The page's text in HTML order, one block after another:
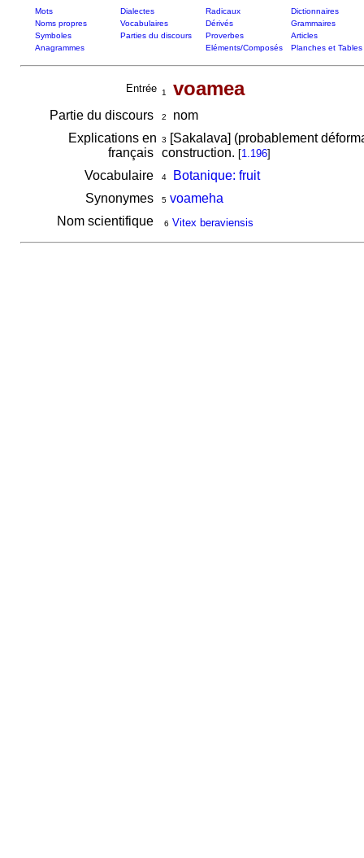
Mots Dialectes Radicaux
Dictionnaires
Noms propres
Vocabulaires Dérivés
Grammaires
Symboles
Parties du discours Proverbes
Articles
Anagrammes
Eléments/Composés Planches et Tables
Entrée 1 voamea
Partie du discours 2
nom
Explications en
français
3
[Sakalava] (probablement
construction. [1.196]
Vocabulaire 4
Botanique: fruit
Synonymes
5 voameha
Nom scientifique
6 Vitex beraviensis